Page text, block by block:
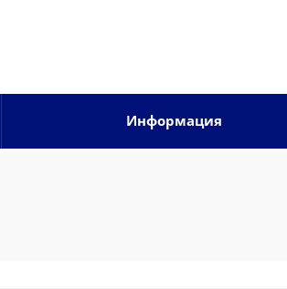
Информация